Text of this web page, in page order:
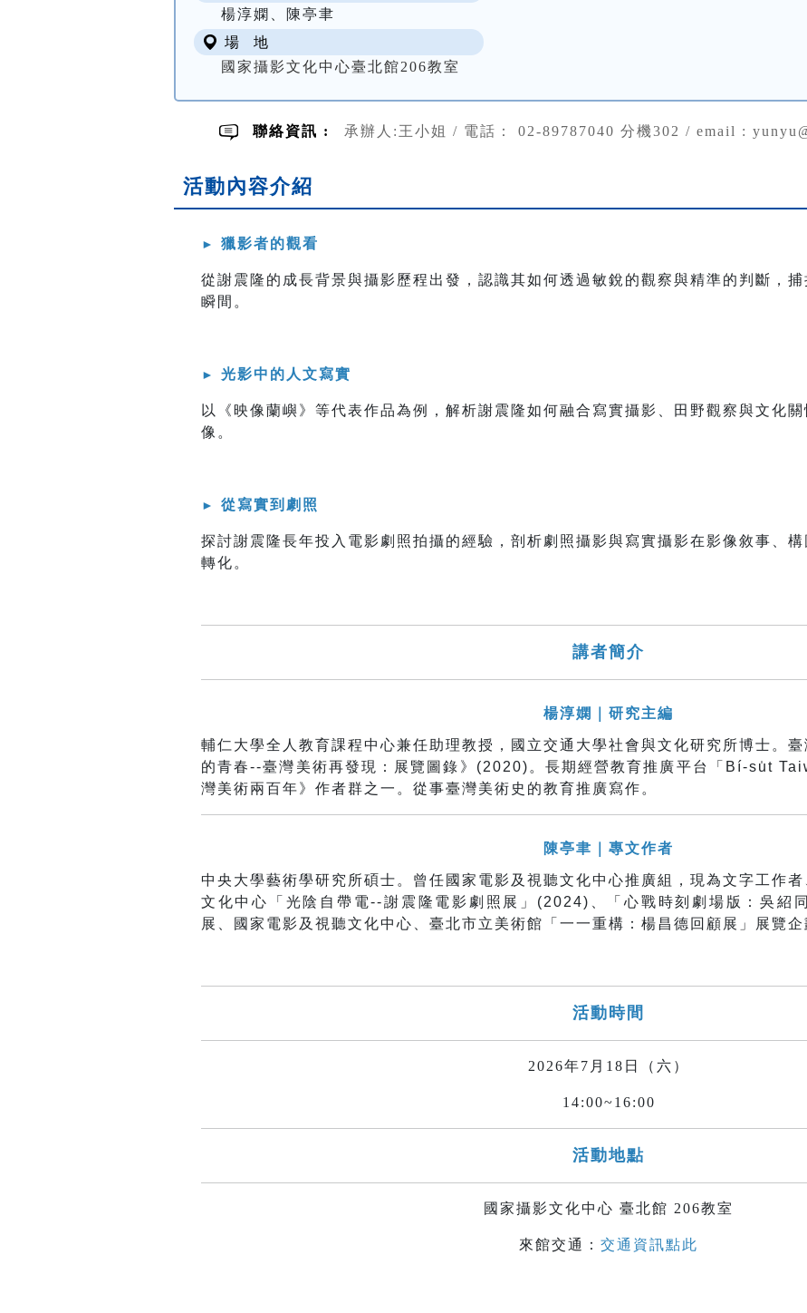
楊淳嫻、陳亭聿
場 地
國家攝影文化中心臺北館206教室
聯絡資訊 : 承辦人:王小姐 / 電話： 02-89787040 分機302 / email :
活動內容介紹
► 獵影者的觀看
從謝震隆的成長背景與攝影歷程出發，認識其如何透過敏銳的觀察與精準的判斷，
瞬間。
► 光影中的人文寫實
以《映像蘭嶼》等代表作品為例，解析謝震隆如何融合寫實攝影、田野觀察與文化
像。
► 從寫實到劇照
探討謝震隆長年投入電影劇照拍攝的經驗，剖析劇照攝影與寫實攝影在影像敘事、
轉化。
講者簡介
楊淳嫻｜研究主編
輔仁大學全人教育課程中心兼任助理教授，國立交通大學社會與文化研究所博士。 臺
的青春--臺灣美術再發現：展覽圖錄》(2020)。 長期經營教育推廣平台「 Bí-su̍t
灣美術兩百年》作者群之一。從事臺灣美術史的教育推廣寫作。
陳亭聿｜專文作者
中央大學藝術學研究所碩士。 曾任國家電影及視聽文化中心推廣組，現為文字工作者
文化中心「光陰自帶電--謝震隆電影劇照展」(2024)、「心戰時刻劇場版：吳紹
展、
國家電影及視聽文化中心、臺北市立美術館「一一重構：楊昌德回顧展」展覽企
活動時間
2026年7月18日（六）
14:00~16:00
活動地點
國家攝影文化中心 臺北館 206教室
來館交通： 交通資訊點此